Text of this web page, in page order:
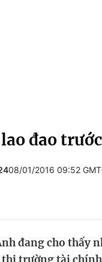
đao
08/01/2016 09:52
đang cho thấy